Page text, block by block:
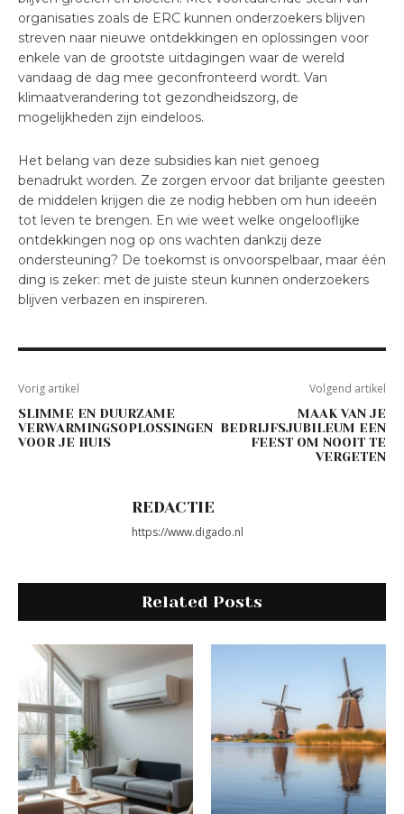
organisaties zoals de ERC kunnen onderzoekers blijven
streven naar nieuwe ontdekkingen en oplossingen voor
enkele van de grootste uitdagingen waar de wereld
vandaag de dag mee geconfronteerd wordt. Van
klimaatverandering tot gezondheidszorg, de
mogelijkheden zijn eindeloos.
Het belang van deze subsidies kan niet genoeg
benadrukt worden. Ze zorgen ervoor dat briljante geesten
de middelen krijgen die ze nodig hebben om hun ideeën
tot leven te brengen. En wie weet welke ongelooflijke
ontdekkingen nog op ons wachten dankzij deze
ondersteuning? De toekomst is onvoorspelbaar, maar één
ding is zeker: met de juiste steun kunnen onderzoekers
blijven verbazen en inspireren.
Vorig artikel
SLIMME EN DUURZAME
VERWARMINGSOPLOSSINGEN
VOOR JE HUIS
Volgend artikel
MAAK VAN JE
BEDRIJFSJUBILEUM EEN
FEEST OM NOOIT TE
VERGETEN
REDACTIE
https://www.digado.nl
Related Posts